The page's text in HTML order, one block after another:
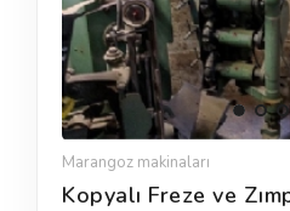
Marangoz makinaları
Kopyalı Freze ve